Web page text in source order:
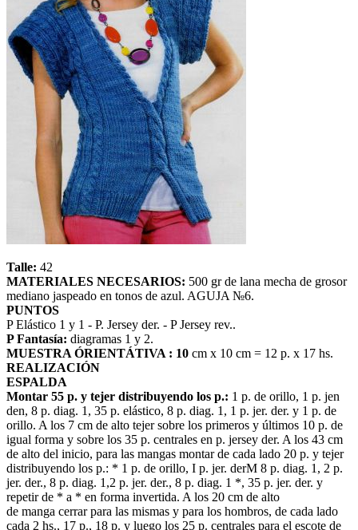
Talle: 42
MATERIALES NECESARIOS: 500 gr de lana mecha de grosor
mediano jaspeado en tonos de azul. AGUJA №6.
PUNTOS
P Elástico 1 y 1 - P. Jersey der. - P Jersey rev..
P Fantasía: diagramas 1 y 2.
MUESTRA ÓRIENTÁTIVA : 10 cm x 10 cm = 12 p. x 17 hs.
REALIZACIÓN
ESPALDA
Montar 55 p. y tejer distribuyendo los p.: 1 p. de orillo, 1 p. jen
den, 8 p. diag. 1, 35 p. elástico, 8 p. diag. 1, 1 p. jer. der. y 1 p. de
orillo. A los 7 cm de alto tejer sobre los primeros y últimos 10 p. de
igual forma y sobre los 35 p. centrales en p. jersey der. A los 43 cm
de alto del inicio, para las mangas montar de cada lado 20 p. y tejer
distribuyendo los p.: * 1 p. de orillo, I p. jer. derM 8 p. diag. 1, 2 p.
jer. der., 8 p. diag. 1,2 p. jer. der., 8 p. diag. 1 *, 35 p. jer. der. y
repetir de * a * en forma invertida. A los 20 cm de alto
de manga cerrar para las mismas y para los hombros, de cada lado
cada 2 hs., 17 p., 18 p. y luego los 25 p. centrales para el escote de